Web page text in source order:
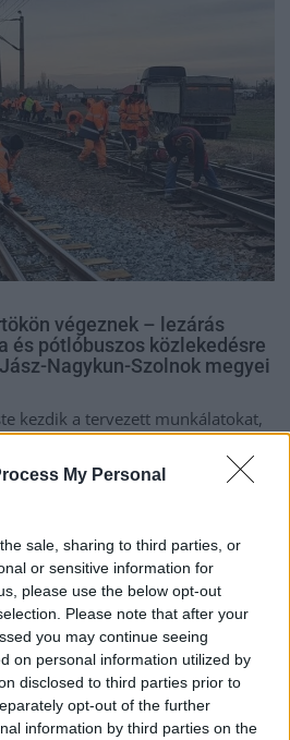
My Personal
sale, sharing to third parties, or
or sensitive information for
please use the below opt-out
Please note that after your
you may continue seeing
on personal information utilized by
disclosed to third parties prior to
opt-out of the further
information by third parties on the
végeznek – lezárás
és pótlóbuszos közlekedésre
Nagykun-Szolnok megyei
kezdik a tervezett munkálatokat,